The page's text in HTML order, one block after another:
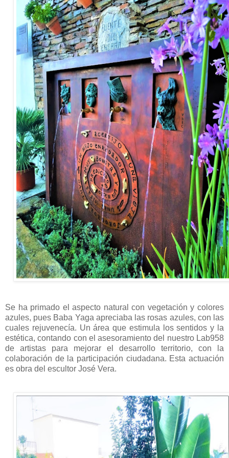
Se ha primado el aspecto natural con vegetación y colores
azules, pues Baba Yaga apreciaba las rosas azules, con las
cuales rejuvenecía. Un área que estimula los sentidos y la
estética, contando con el asesoramiento del nuestro Lab958
de artistas para mejorar el desarrollo territorio, con la
colaboración de la participación ciudadana. Esta actuación
es obra del escultor José Vera.